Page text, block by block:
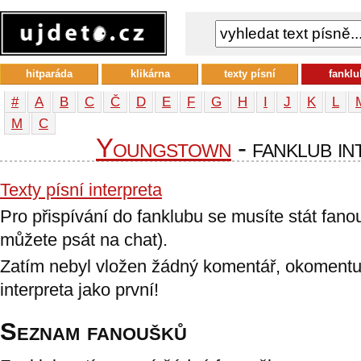
# A B C Č D E F G H I J K L
М
С
Youngstown - fanklub
Texty písní interpreta
Pro přispívání do fanklubu se musíte stát
můžete psát na chat).
Zatím nebyl vložen žádný komentář,
interpreta jako první!
Seznam fanoušků
hitparáda klikárna texty písní